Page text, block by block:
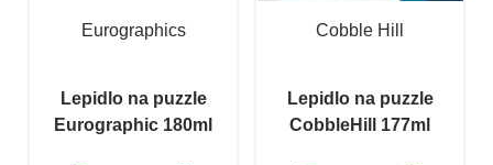
Eurographics
Lepidlo na puzzle
Eurographic 180ml
Cobble Hill
Lepidlo na puzzle
CobbleHill 177ml